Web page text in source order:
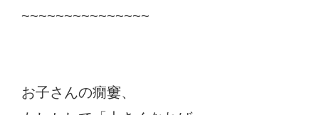
~~~~~~~~~~~~~~~
お子さんの癇窶、